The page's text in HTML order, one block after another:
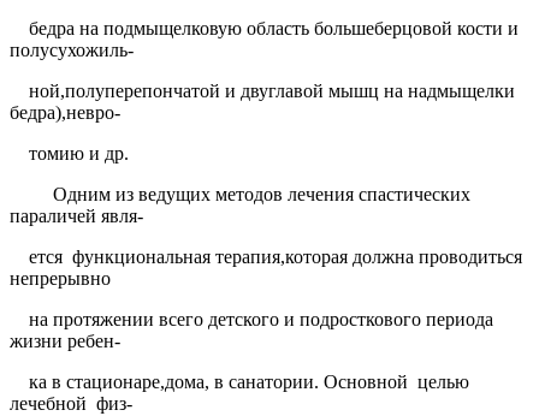
бедра на подмыщелковую область большеберцовой кости и
полусухожиль-
ной,полуперепончатой и двуглавой мышц на надмыщелки
бедра),невро-
томию и др.
Одним из ведущих методов лечения спастических
параличей явля-
ется функциональная терапия,которая должна проводиться
непрерывно
на протяжении всего детского и подросткового периода
жизни ребен-
ка в стационаре,дома, в санатории. Основной целью
лечебной физ-